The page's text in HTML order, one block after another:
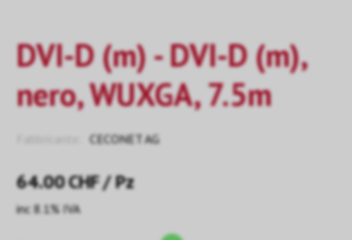
DVI-D (m) - DVI-D (m),
nero, WUXGA, 7.5m
CECONET AG
64.00CHF/ Pz
inc 8.1% IVA